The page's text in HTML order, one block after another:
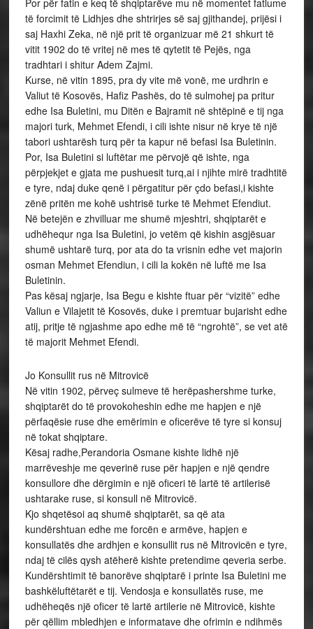
Por për fatin e keq të shqiptarëve mu në momentet fatlume
të forcimit të Lidhjes dhe shtrirjes së saj gjithandej, prijësi i
saj Haxhi Zeka, në një prit të organizuar më 21 shkurt të
vitit 1902 do të vritej në mes të qytetit të Pejës, nga
tradhtari i shitur Adem Zajmi.
Kurse, në vitin 1895, pra dy vite më vonë, me urdhrin e
Valiut të Kosovës, Hafiz Pashës, do të sulmohej pa pritur
edhe Isa Buletini, mu Ditën e Bajramit në shtëpinë e tij nga
majori turk, Mehmet Efendi, i cili ishte nisur në krye të një
tabori ushtarësh turq për ta kapur në befasi Isa Buletinin.
Por, Isa Buletini si luftëtar me përvojë që ishte, nga
përpjekjet e gjata me pushuesit turq,ai i njihte mirë tradhtitë
e tyre, ndaj duke qenë i përgatitur për çdo befasi,i kishte
zënë pritën me kohë ushtrisë turke të Mehmet Efendiut.
Në betejën e zhvilluar me shumë mjeshtri, shqiptarët e
udhëhequr nga Isa Buletini, jo vetëm që kishin asgjësuar
shumë ushtarë turq, por ata do ta vrisnin edhe vet majorin
osman Mehmet Efendiun, i cili la kokën në luftë me Isa
Buletinin.
Pas kësaj ngjarje, Isa Begu e kishte ftuar për “vizitë” edhe
Valiun e Vilajetit të Kosovës, duke i premtuar bujarisht edhe
atij, pritje të ngjashme apo edhe më të “ngrohtë”, se vet atë
të majorit Mehmet Efendi.
Jo Konsullit rus në Mitrovicë
Në vitin 1902, përveç sulmeve të herëpashershme turke,
shqiptarët do të provokoheshin edhe me hapjen e një
përfaqësie ruse dhe emërimin e oficerëve të tyre si konsuj
në tokat shqiptare.
Kësaj radhe,Perandoria Osmane kishte lidhë një
marrëveshje me qeverinë ruse për hapjen e një qendre
konsullore dhe dërgimin e një oficeri të lartë të artilerisë
ushtarake ruse, si konsull në Mitrovicë.
Kjo shqetësoi aq shumë shqiptarët, sa që ata
kundërshtuan edhe me forcën e armëve, hapjen e
konsullatës dhe ardhjen e konsullit rus në Mitrovicën e tyre,
ndaj të cilës qysh atëherë kishte pretendime qeveria serbe.
Kundërshtimit të banorëve shqiptarë i printe Isa Buletini me
bashkëluftëtarët e tij. Vendosja e konsullatës ruse, me
udhëheqës një oficer të lartë artilerie në Mitrovicë, kishte
për qëllim mbledhjen e informatave dhe ofrimin e ndihmës